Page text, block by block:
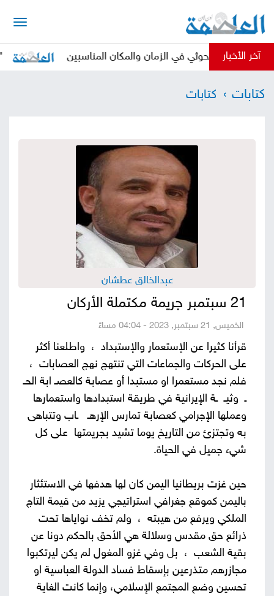
الرئيسية
نحن
إتصل
بنا
البحث
آخر الأخبارالحوثي في الزمان والمكان المناسبين
كتابات كتابات
عبدالخالق عطشان
21 سبتمبر جريمة مكتملة الأركان
الخميس, 21 سبتمبر, 2023 - 04:04 مساءً
قرأنا كثيرا عن الإستعمار والإستبداد ، واطلعنا أكثر
على الحركات والجماعات التي تنتهج نهج العصابات ،
فلم نجد مستعمرا او مستبدا أو عصابة كالعصـ ابة الحـ
ـ وثيـ ـة الإيرانية في طريقة استبدادها واستعمارها
وعملها الإجرامي كعصابة تمارس الإرهـ ـاب وتتباهى
به وتجتزئ من التاريخ يوما تشيد بجريمتها على كل
شيء جميل في الحياة.
حين غزت بريطانيا اليمن كان لها هدفها في الاستئثار
باليمن كموقع جغرافي استراتيجي يزيد من قيمة التاج
الملكي ويرفع من هيبته ، ولم تخف نواياها تحت
ذرائع حق مقدس وسلالة هي الأحق بالحكم دونا عن
بقية الشعب ، بل وفي غزو المغول لم يكن ليرتكبوا
مجازرهم متذرعين بإسقاط فساد الدولة العباسية او
تحسين وضع المجتمع الإسلامي، وإنما كانت الغاية